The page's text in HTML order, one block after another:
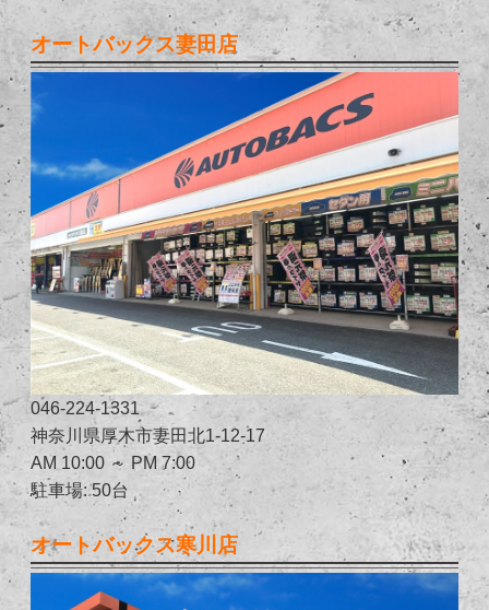
オートバックス妻田店
046-224-1331
神奈川県厚木市妻田北1-12-17
AM 10:00 ～ PM 7:00
駐車場: 50台
オートバックス寒川店